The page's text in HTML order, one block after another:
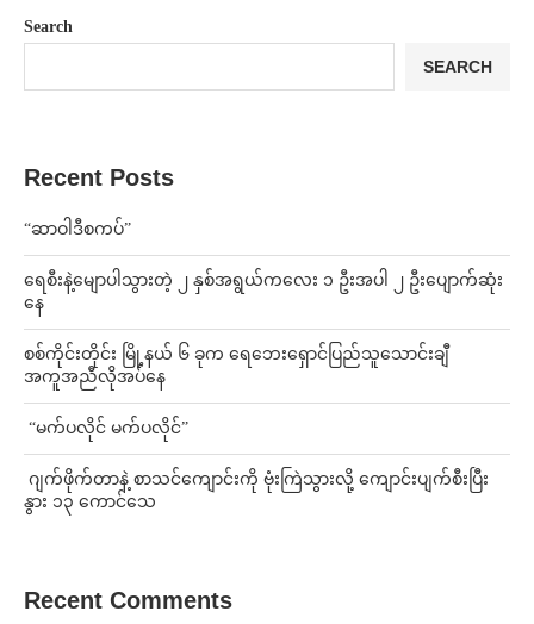
Search
SEARCH
Recent Posts
“ဆာဝါဒီစကပ်”
ရေစီးနဲ့မျောပါသွားတဲ့ ၂ နှစ်အရွယ်ကလေး ၁ ဦးအပါ ၂ ဦးပျောက်ဆုံး
နေ
စစ်ကိုင်းတိုင်း မြို့နယ် ၆ ခုက ရေဘေးရှောင်ပြည်သူသောင်းချီ
အကူအညီလိုအပ်နေ
⁨ ⁨“မက်ပလိုင် မက်ပလိုင်”
⁨⁩ ⁨ဂျက်ဖိုက်တာနဲ့ စာသင်ကျောင်းကို ဗုံးကြဲသွားလို့ ကျောင်းပျက်စီးပြီး
နွား ၁၃ ကောင်သေ
Recent Comments